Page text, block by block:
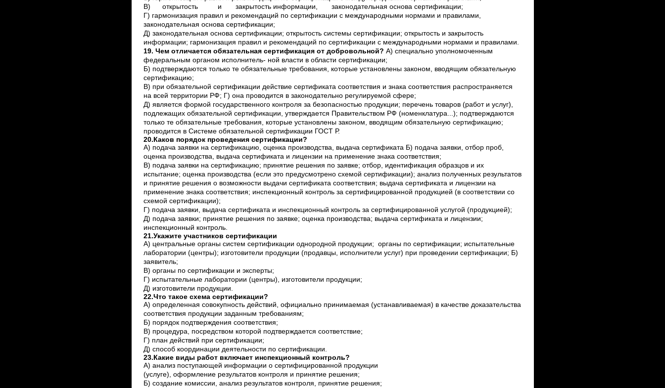
В) открытость и закрытость информации, законодательная основа сертификации;
Г) гармонизация правил и рекомендаций по сертификации с международными нормами и правилами,
законодательная основа сертификации;
Д) законодательная основа сертификации; открытость системы сертификации; открытость и закрытость
информации; гармонизация правил и рекомендаций по сертификации с международными нормами и правилами.
19. Чем отличается обязательная сертификация от добровольной? А) специально уполномоченным
федеральным органом исполнитель- ной власти в области сертификации;
Б) подтверждаются только те обязательные требования, которые установлены законом, вводящим обязательную
сертификацию;
В) при обязательной сертификации действие сертификата соответствия и знака соответствия распространяется
на всей территории РФ; Г) она проводится в законодательно регулируемой сфере;
Д) является формой государственного контроля за безопасностью продукции; перечень товаров (работ и услуг),
подлежащих обязательной сертификации, утверждается Правительством РФ (номенклатура...); подтверждаются
только те обязательные требования, которые установлены законом, вводящим обязательную сертификацию;
проводится в Системе обязательной сертификации ГОСТ Р.
20.Каков порядок проведения сертификации?
А) подача заявки на сертификацию, оценка производства, выдача сертификата Б) подача заявки, отбор проб,
оценка производства, выдача сертификата и лицензии на применение знака соответствия;
В) подача заявки на сертификацию; принятие решения по заявке; отбор, идентификация образцов и их
испытание; оценка производства (если это предусмотрено схемой сертификации); анализ полученных результатов
и принятие решения о возможности выдачи сертификата соответствия; выдача сертификата и лицензии на
применение знака соответствия; инспекционный контроль за сертифицированной продукцией (в соответствии со
схемой сертификации);
Г) подача заявки, выдача сертификата и инспекционный контроль за сертифицированной услугой (продукцией);
Д) подача заявки; принятие решения по заявке; оценка производства; выдача сертификата и лицензии;
инспекционный контроль.
21.Укажите участников сертификации
А) центральные органы систем сертификации однородной продукции; органы по сертификации; испытательные
лаборатории (центры); изготовители продукции (продавцы, исполнители услуг) при проведении сертификации; Б)
заявитель;
В) органы по сертификации и эксперты;
Г) испытательные лаборатории (центры), изготовители продукции;
Д) изготовители продукции.
22.Что такое схема сертификации?
А) определенная совокупность действий, официально принимаемая (устанавливаемая) в качестве доказательства
соответствия продукции заданным требованиям;
Б) порядок подтверждения соответствия;
В) процедура, посредством которой подтверждается соответствие;
Г) план действий при сертификации;
Д) способ координации деятельности по сертификации.
23.Какие виды работ включает инспекционный контроль?
А) анализ поступающей информации о сертифицированной продукции
(услуге), оформление результатов контроля и принятие решения;
Б) создание комиссии, анализ результатов контроля, принятие решения;